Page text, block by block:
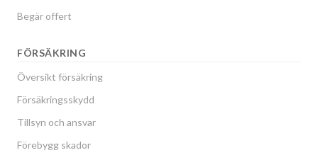
Begär offert
FÖRSÄKRING
Översikt försäkring
Försäkringsskydd
Tillsyn och ansvar
Förebygg skador